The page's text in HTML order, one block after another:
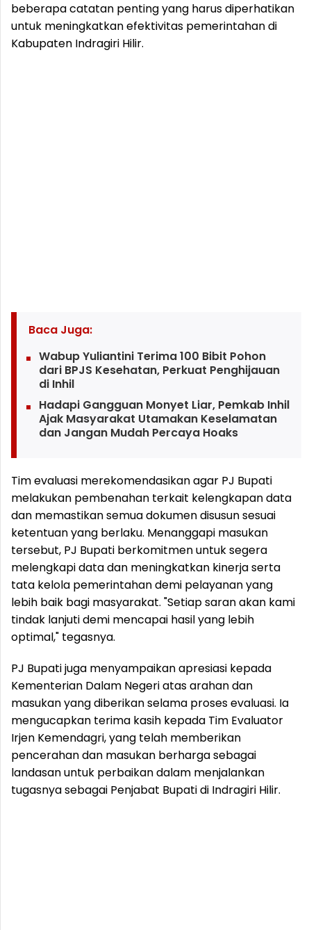
beberapa catatan penting yang harus diperhatikan
untuk meningkatkan efektivitas pemerintahan di
Kabupaten Indragiri Hilir.
Baca Juga:
Wabup Yuliantini Terima 100 Bibit Pohon
dari BPJS Kesehatan, Perkuat Penghijauan
di Inhil
Hadapi Gangguan Monyet Liar, Pemkab Inhil
Ajak Masyarakat Utamakan Keselamatan
dan Jangan Mudah Percaya Hoaks
Tim evaluasi merekomendasikan agar PJ Bupati
melakukan pembenahan terkait kelengkapan data
dan memastikan semua dokumen disusun sesuai
ketentuan yang berlaku. Menanggapi masukan
tersebut, PJ Bupati berkomitmen untuk segera
melengkapi data dan meningkatkan kinerja serta
tata kelola pemerintahan demi pelayanan yang
lebih baik bagi masyarakat. "Setiap saran akan kami
tindak lanjuti demi mencapai hasil yang lebih
optimal," tegasnya.
PJ Bupati juga menyampaikan apresiasi kepada
Kementerian Dalam Negeri atas arahan dan
masukan yang diberikan selama proses evaluasi. Ia
mengucapkan terima kasih kepada Tim Evaluator
Irjen Kemendagri, yang telah memberikan
pencerahan dan masukan berharga sebagai
landasan untuk perbaikan dalam menjalankan
tugasnya sebagai Penjabat Bupati di Indragiri Hilir.